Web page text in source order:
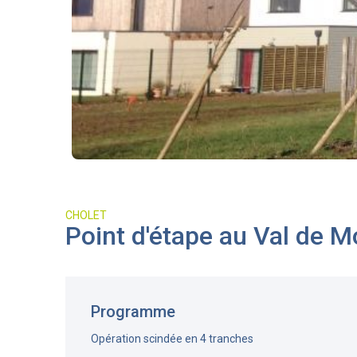
CHOLET
Point d'étape au Val de
Programme
Opération scindée en 4 tranches